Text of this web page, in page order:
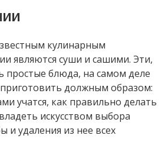
кулинарным
являются суши и сашими. Эти,
простые блюда, на самом деле
должным образом:
учатся, как правильно делать
искусством выбора
и удаления из нее всех